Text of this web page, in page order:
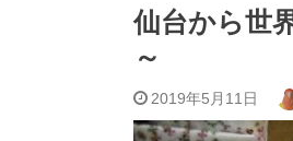
仙台から世
～
2019年5月11日